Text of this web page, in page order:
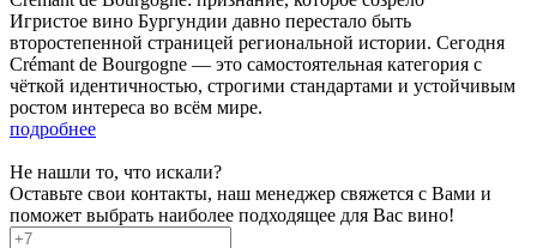
Игристое вино Бургундии давно перестало быть
второстепенной страницей региональной истории. Сегодня
Crémant de Bourgogne — это самостоятельная категория с
чёткой идентичностью, строгими стандартами и устойчивым
ростом интереса во всём мире.
подробнее
Не нашли то, что искали?
Оставьте свои контакты, наш менеджер свяжется с Вами и
поможет выбрать наиболее подходящее для Вас вино!